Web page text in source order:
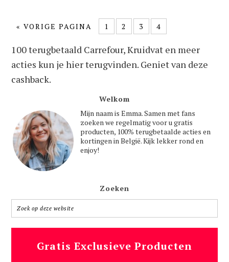
«VORIGE PAGINA 1 2 3 4
100 terugbetaald Carrefour, Kruidvat en meer
acties kun je hier terugvinden. Geniet van deze
cashback.
Welkom
Mijn naam is Emma. Samen met fans
zoeken we regelmatig voor u gratis
producten, 100% terugbetaalde acties en
kortingen in België. Kijk lekker rond en
enjoy!
Zoeken
Gratis Exclusieve Producten